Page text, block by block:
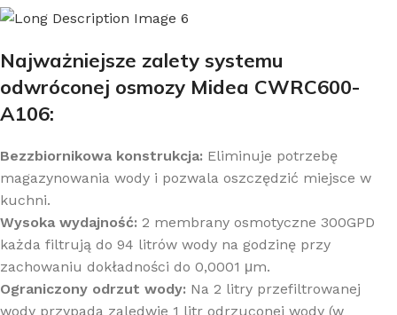
Najważniejsze zalety systemu
odwróconej osmozy Midea CWRC600-
A106:
Bezzbiornikowa konstrukcja: Eliminuje potrzebę
magazynowania wody i pozwala oszczędzić miejsce w
kuchni.
Wysoka wydajność: 2 membrany osmotyczne 300GPD
każda filtrują do 94 litrów wody na godzinę przy
zachowaniu dokładności do 0,0001 μm.
Ograniczony odrzut wody: Na 2 litry przefiltrowanej
wody przypada zaledwie 1 litr odrzuconej wody (w